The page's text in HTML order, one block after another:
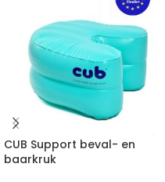
CUB Support beval- en
baarkruk